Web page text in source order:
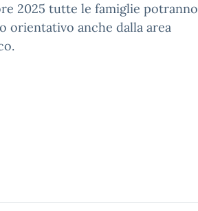
2025 tutte le famiglie potranno
orientativo anche dalla area